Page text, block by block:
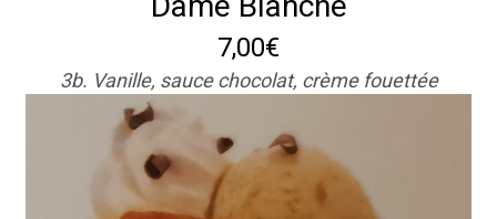
7,00€
3b. Vanille, sauce chocolat, crème fouettée